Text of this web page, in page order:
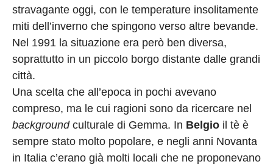
stravagante oggi, con le temperature insolitamente
miti dell’inverno che spingono verso altre bevande.
Nel 1991 la situazione era però ben diversa,
soprattutto in un piccolo borgo distante dalle grandi
città.
Una scelta che all’epoca in pochi avevano
compreso, ma le cui ragioni sono da ricercare nel
backgroundculturale di Gemma. In Belgio il tè è
sempre stato molto popolare, e negli anni Novanta
in Italia c’erano già molti locali che ne proponevano